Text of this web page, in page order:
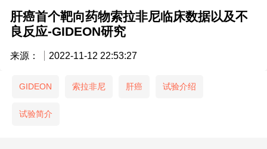
肝癌首个靶向药物索拉非尼临床数据以及不
良反应-GIDEON研究
来源： 2022-11-12 22:53:27
GIDEON 索拉非尼 肝癌 试验介绍
试验简介